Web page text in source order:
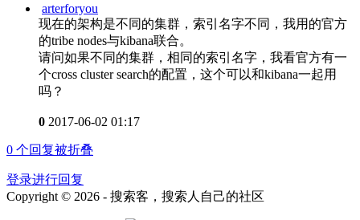
arterforyou
现在的架构是不同的集群，索引名字不同，我用的官方
的tribe nodes与kibana联合。
请问如果不同的集群，相同的索引名字，我看官方有一
个cross cluster search的配置，这个可以和kibana一起用
吗？
0 2017-06-02 01:17
0 个回复被折叠
登录进行回复
Copyright © 2026 - 搜索客，搜索人自己的社区